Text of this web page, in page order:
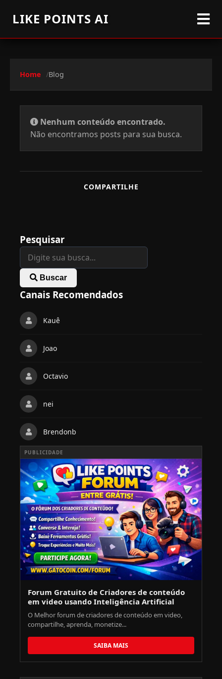
LIKE POINTS AI
Home Blog
Nenhum conteúdo encontrado.
Não encontramos posts para sua busca.
COMPARTILHE
Pesquisar
Buscar
Canais Recomendados
Kauê
Joao
Octavio
nei
Brendonb
PUBLICIDADE
Forum Gratuito de Criadores de conteúdo
em video usando Inteligência Artificial
O Melhor forum de criadores de conteúdo em video,
compartilhe, aprenda, monetize...
SAIBA MAIS